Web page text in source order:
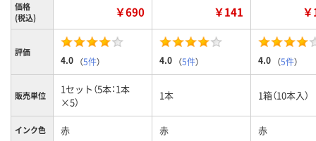
価格
(税込)
￥690 ￥141
評価
4.0 （5件） 4.0 （5件） 4.0 （5件）
販売単位
1セット（5本：1本
×5）
1本 1箱（10本入）
インク色 赤 赤 赤